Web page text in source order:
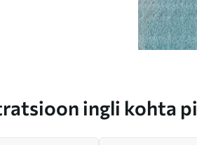
ingli kohta